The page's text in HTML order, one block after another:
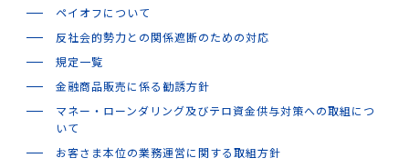
ペイオフについて
反社会的勢力との関係遮断のための対応
規定一覧
金融商品販売に係る勧誘方針
マネー・ローンダリング及びテロ資金供与対策への取組につ
いて
お客さま本位の業務運営に関する取組方針